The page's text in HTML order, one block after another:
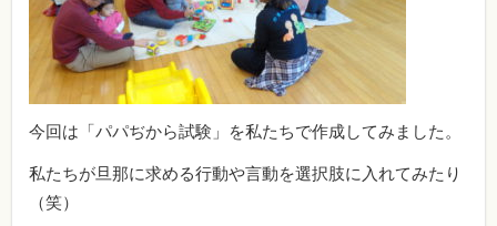
今回は「パパぢから試験」を私たちで作成してみました。
私たちが旦那に求める行動や言動を選択肢に入れてみたり
（笑）